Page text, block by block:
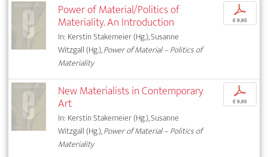
Power of Material/Politics of
Materiality. An Introduction
In: Kerstin Stakemeier (Hg.), Susanne
Witzgall (Hg.),Power of Material – Politics of
Materiality
p
€ 9,95
New Materialists in Contemporary
Art
In: Kerstin Stakemeier (Hg.), Susanne
Witzgall (Hg.),Power of Material – Politics of
Materiality
p
€ 9,95